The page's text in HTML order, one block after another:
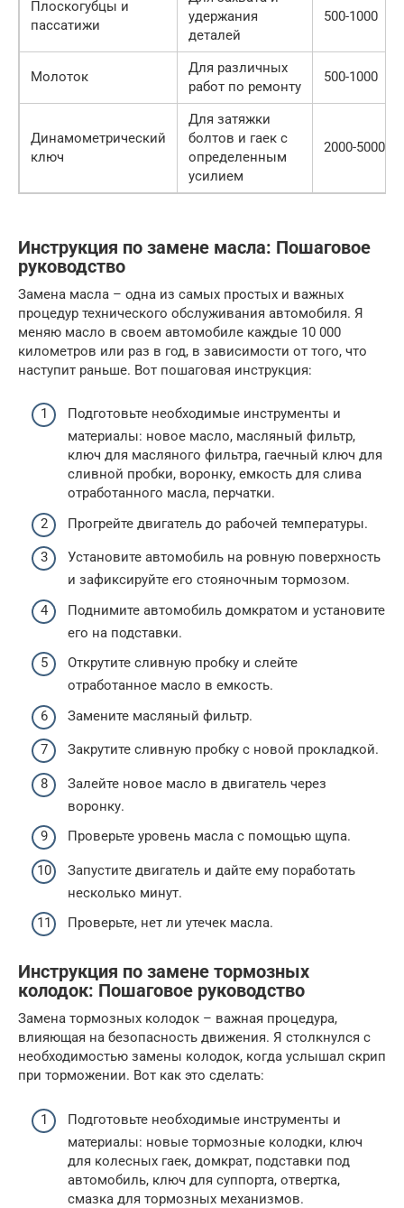
Плоскогубцы и
пассатижи
удержания
деталей
500-1000
Молоток
Для различных
работ по ремонту
500-1000
Динамометрический
ключ
Для затяжки
болтов и гаек с
определенным
усилием
2000-5000
Инструкция по замене масла: Пошаговое
руководство
Замена масла – одна из самых простых и важных
процедур технического обслуживания автомобиля. Я
меняю масло в своем автомобиле каждые 10 000
километров или раз в год, в зависимости от того, что
наступит раньше. Вот пошаговая инструкция:
Подготовьте необходимые инструменты и
материалы: новое масло, масляный фильтр,
ключ для масляного фильтра, гаечный ключ для
сливной пробки, воронку, емкость для слива
отработанного масла, перчатки.
Прогрейте двигатель до рабочей температуры.
Установите автомобиль на ровную поверхность
и зафиксируйте его стояночным тормозом.
Поднимите автомобиль домкратом и установите
его на подставки.
Открутите сливную пробку и слейте
отработанное масло в емкость.
Замените масляный фильтр.
Закрутите сливную пробку с новой прокладкой.
Залейте новое масло в двигатель через
воронку.
Проверьте уровень масла с помощью щупа.
Запустите двигатель и дайте ему поработать
несколько минут.
Проверьте, нет ли утечек масла.
Инструкция по замене тормозных
колодок: Пошаговое руководство
Замена тормозных колодок – важная процедура,
влияющая на безопасность движения. Я столкнулся с
необходимостью замены колодок, когда услышал скрип
при торможении. Вот как это сделать:
Подготовьте необходимые инструменты и
материалы: новые тормозные колодки, ключ
для колесных гаек, домкрат, подставки под
автомобиль, ключ для суппорта, отвертка,
смазка для тормозных механизмов.